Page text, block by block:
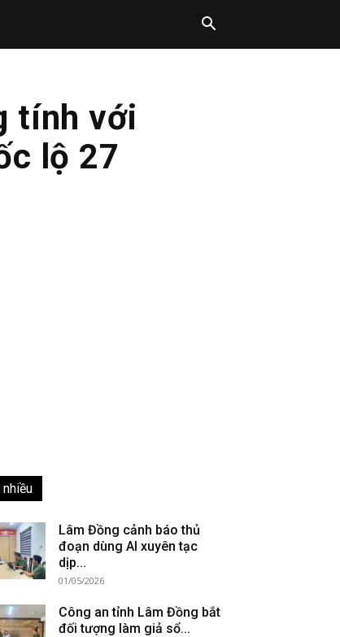
tính với
lộ 27
Lâm Đồng cảnh báo thủ
đoạn dùng AI xuyên tạc
dịp...
01/05/2026
Công an tỉnh Lâm Đồng bắt
đối tượng làm giả sổ...